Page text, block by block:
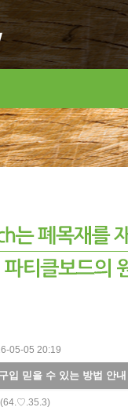
05-05 20:19
입 믿을 수 있는 방법 안
(64.♡.35.3)